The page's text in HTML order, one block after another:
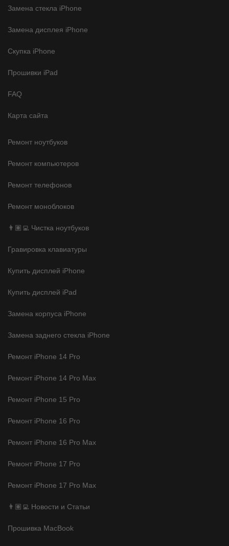
Замена стекла iPhone
Замена дисплея iPhone
Скупка iPhone
Прошивки iPad
FAQ
Карта сайта
Ремонт ноутбуков
Ремонт компьютеров
Ремонт телефонов
Ремонт моноблоков
👨🏽‍💻 Чистка ноутбуков
Гравировка клавиатуры
Купить дисплей iPhone
Купить дисплей iPad
Замена корпуса iPhone
Замена заднего стекла iPhone
Ремонт iPhone 14 Pro
Ремонт iPhone 14 Pro Max
Ремонт iPhone 15 Pro
Ремонт iPhone 16 Pro
Ремонт iPhone 16 Pro Max
Ремонт iPhone 17 Pro
Ремонт iPhone 17 Pro Max
👨🏽‍💻 Новости и Статьи
Прошивка MacBook